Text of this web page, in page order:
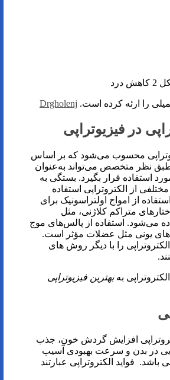
درد
را ارئه کرده است. Drgholenj
در فیزیوتراپی
محسوب می‌شود که بر اساس
طبق نظر متخصص می‌تواند به‌عنوان
استفاده قرار بگیرد. بستگی به
از الکتروتراپی استفاده
از امواج اولتراسونیک برای
متراکم کلاژنی، مثل
می‌شود. استفاده از پالس‌های موج
یونی مثل عضلات مؤثر است.
را با دیگر روش های
بهبهترین فیزیوتراپی
افزایش گردش خون، جذب
در بدن و سرعت بهبودی آسیب
فواید الکتروتراپی عبارتند